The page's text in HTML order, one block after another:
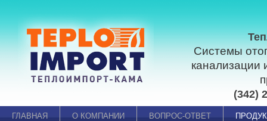
Системы
канализации
(342)
ГЛАВНАЯ О КОМПАНИИ ВОПРОС-ОТВЕТ